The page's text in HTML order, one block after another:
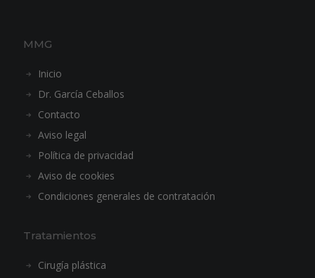
MMG
Inicio
Dr. García Ceballos
Contacto
Aviso legal
Política de privacidad
Aviso de cookies
Condiciones generales de contratación
Tratamientos
Cirugía plástica